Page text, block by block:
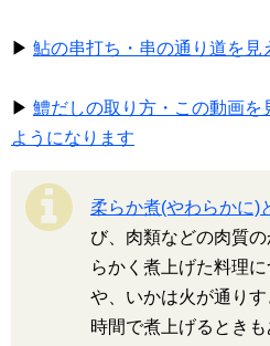
▶ 鮎の串打ち・串の通り道を見
▶ 鱧だしの取り方・この動画を
ようになります
柔らか煮(やわらかに)
び、肉類などの肉質
らかく煮上げた料理
や、いかは火が通り
時間で煮上げるとき